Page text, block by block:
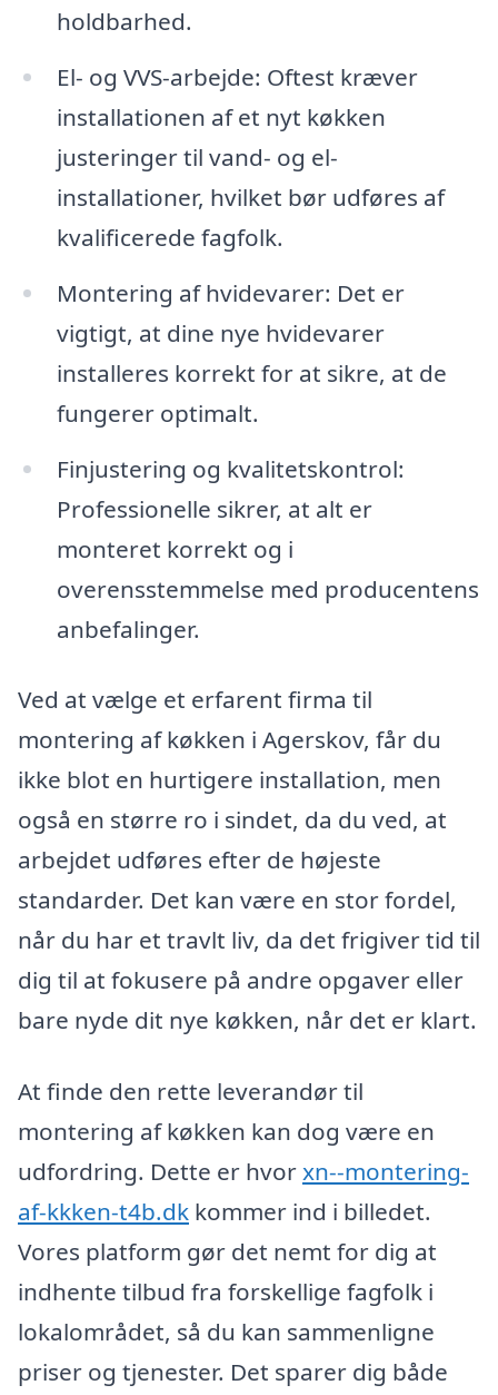
holdbarhed.
El- og VVS-arbejde: Oftest kræver
installationen af et nyt køkken
justeringer til vand- og el-
installationer, hvilket bør udføres af
kvalificerede fagfolk.
Montering af hvidevarer: Det er
vigtigt, at dine nye hvidevarer
installeres korrekt for at sikre, at de
fungerer optimalt.
Finjustering og kvalitetskontrol:
Professionelle sikrer, at alt er
monteret korrekt og i
overensstemmelse med producentens
anbefalinger.
Ved at vælge et erfarent firma til
montering af køkken i Agerskov, får du
ikke blot en hurtigere installation, men
også en større ro i sindet, da du ved, at
arbejdet udføres efter de højeste
standarder. Det kan være en stor fordel,
når du har et travlt liv, da det frigiver tid til
dig til at fokusere på andre opgaver eller
bare nyde dit nye køkken, når det er klart.
At finde den rette leverandør til
montering af køkken kan dog være en
udfordring. Dette er hvorxn--montering-
af-kkken-t4b.dk kommer ind i billedet.
Vores platform gør det nemt for dig at
indhente tilbud fra forskellige fagfolk i
lokalområdet, så du kan sammenligne
priser og tjenester. Det sparer dig både